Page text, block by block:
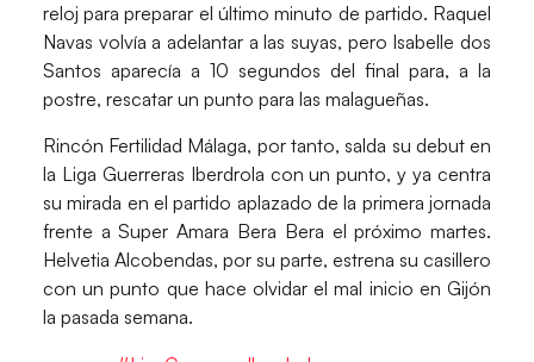
reloj para preparar el último minuto de partido. Raquel
Navas volvía a adelantar a las suyas, pero Isabelle dos
Santos aparecía a 10 segundos del final para, a la
postre, rescatar un punto para las malagueñas.
Rincón Fertilidad Málaga, por tanto, salda su debut en
la Liga Guerreras Iberdrola con un punto, y ya centra
su mirada en el partido aplazado de la primera jornada
frente a Super Amara Bera Bera el próximo martes.
Helvetia Alcobendas, por su parte, estrena su casillero
con un punto que hace olvidar el mal inicio en Gijón
la pasada semana.